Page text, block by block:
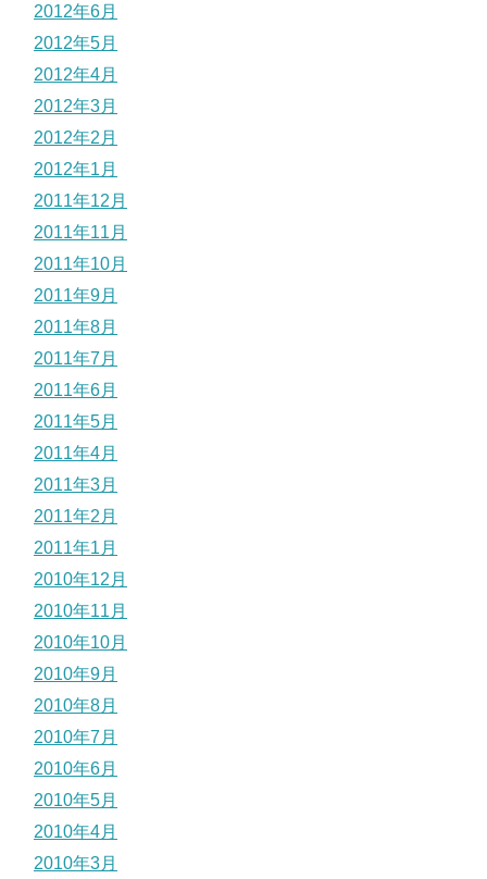
2012年6月
2012年5月
2012年4月
2012年3月
2012年2月
2012年1月
2011年12月
2011年11月
2011年10月
2011年9月
2011年8月
2011年7月
2011年6月
2011年5月
2011年4月
2011年3月
2011年2月
2011年1月
2010年12月
2010年11月
2010年10月
2010年9月
2010年8月
2010年7月
2010年6月
2010年5月
2010年4月
2010年3月